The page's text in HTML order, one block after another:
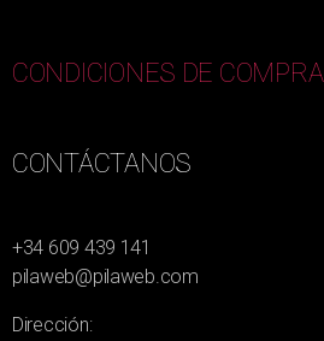
CONDICIONES DE
CONTÁCTANOS
+34 609 439 141
pilaweb@pilaweb.com
Dirección: